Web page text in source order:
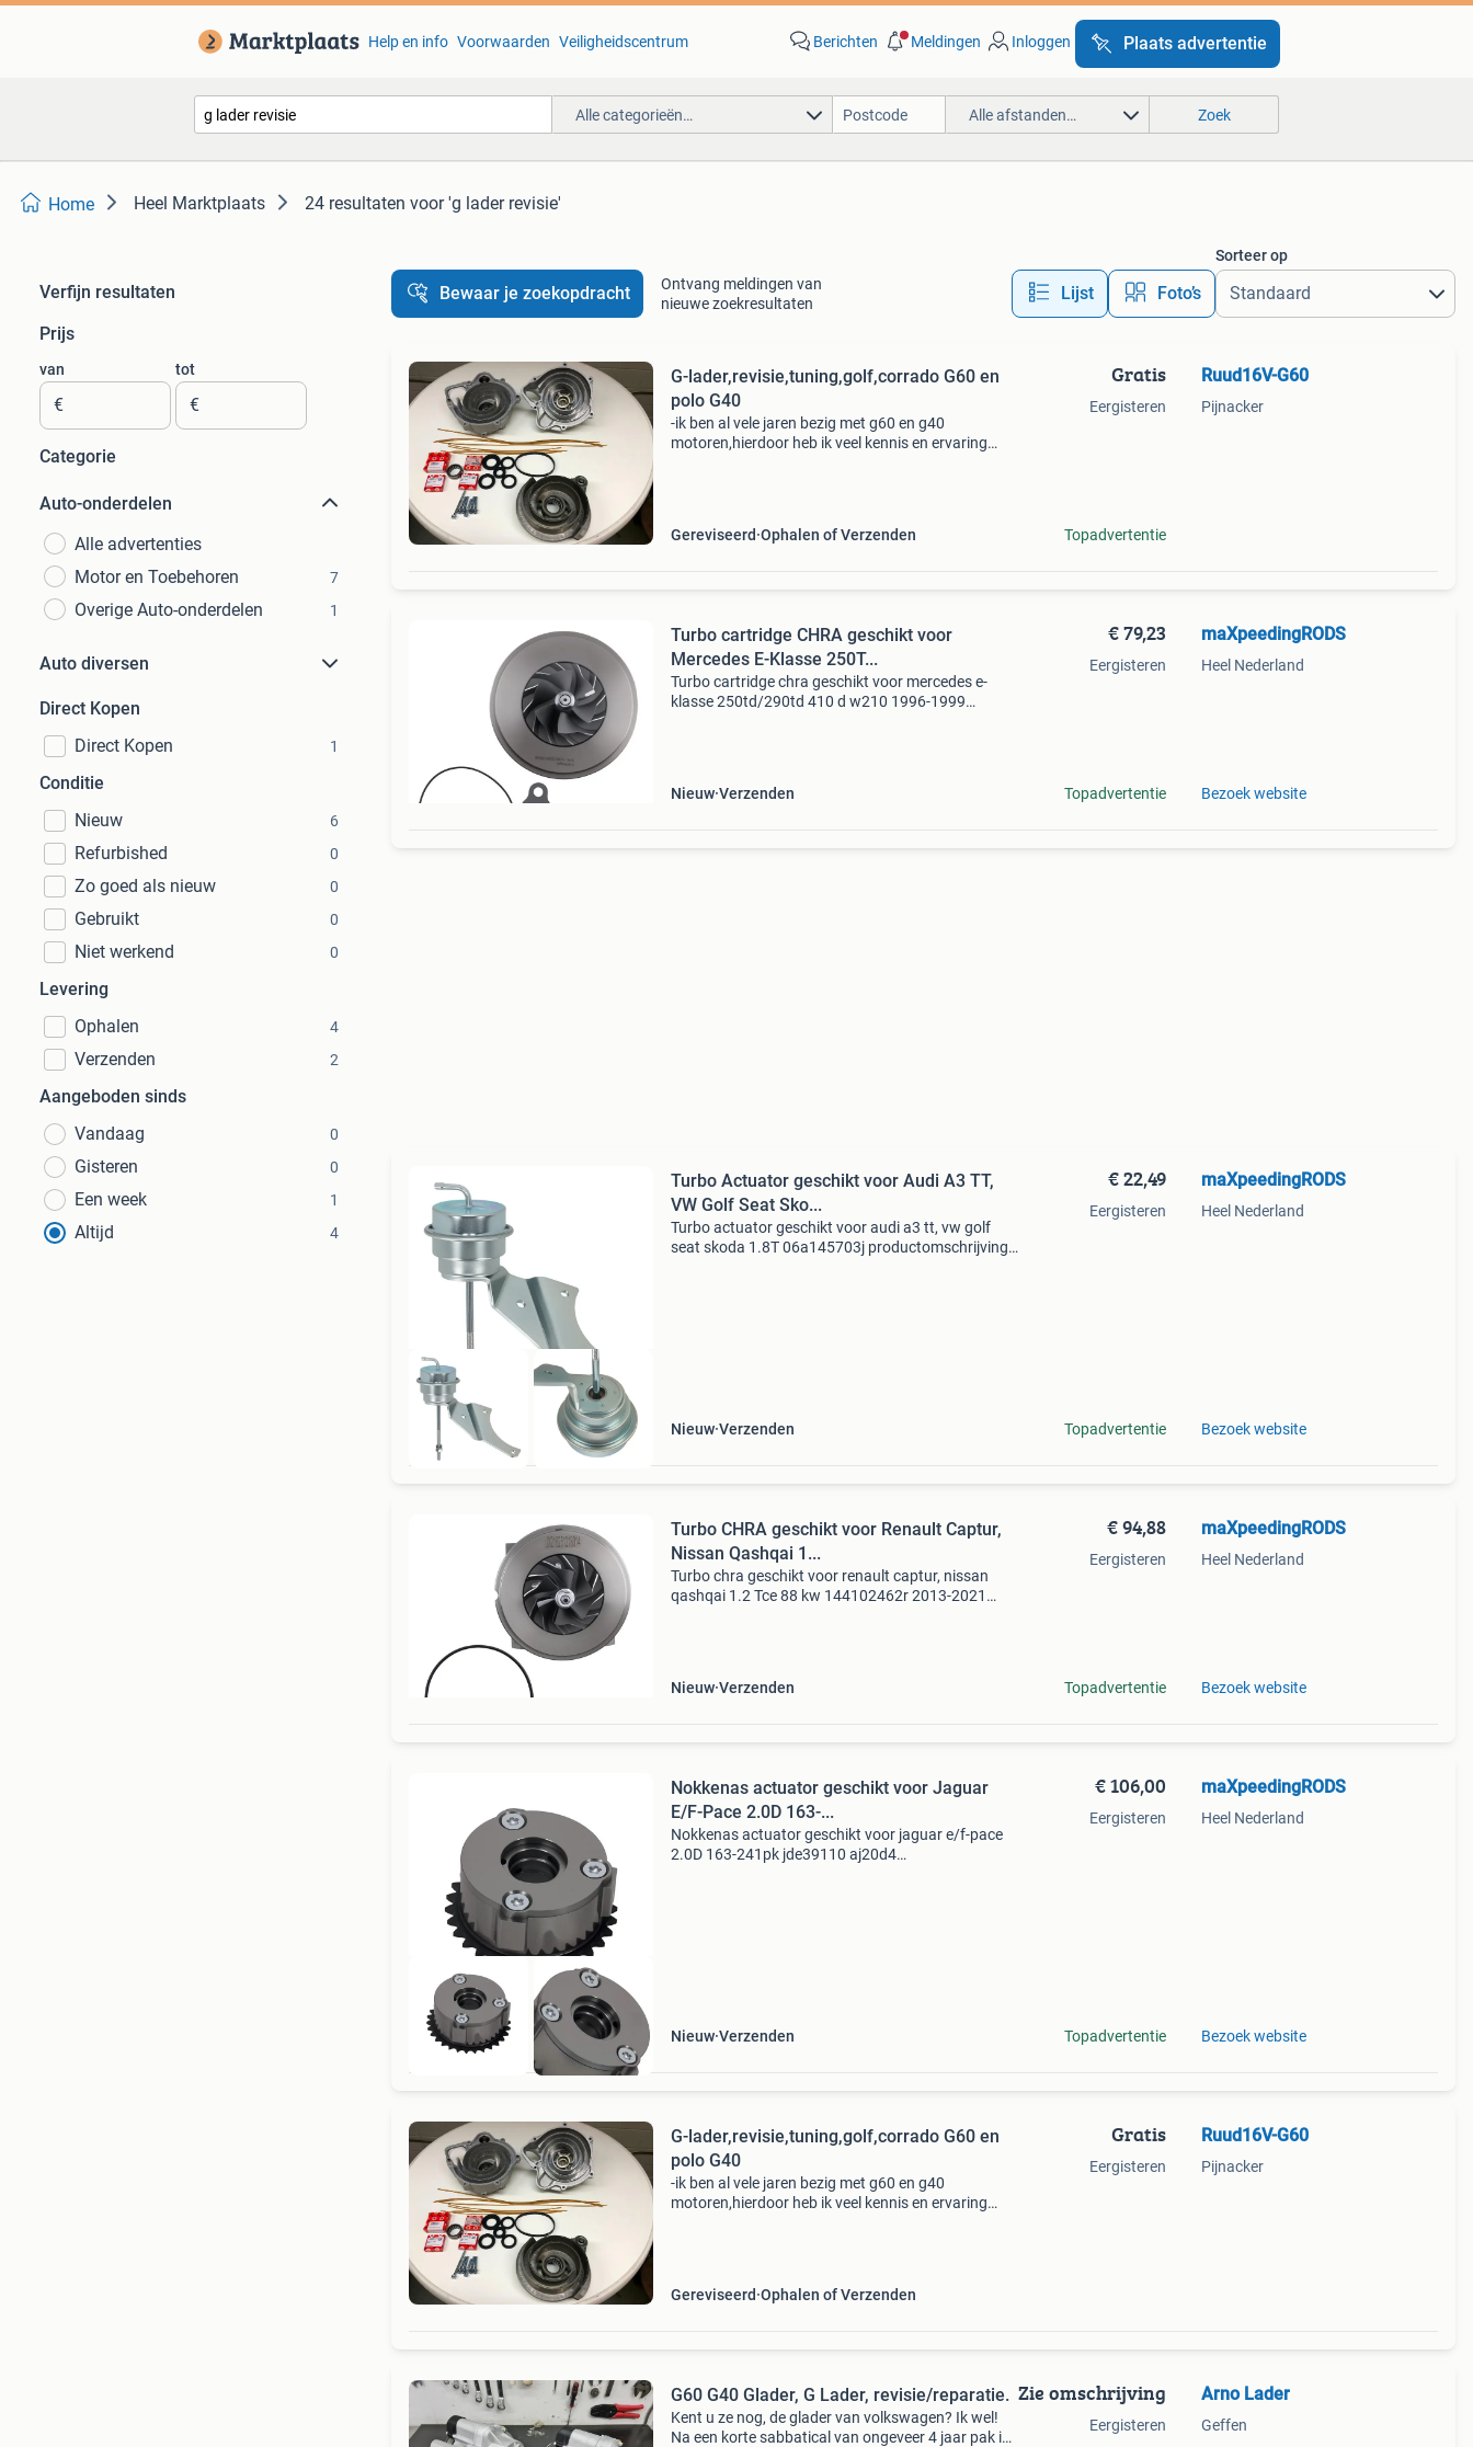
Help en info Voorwaarden Veiligheidscentrum Berichten Meldingen Inloggen Plaats advertentie
Alle categorieën… Alle afstanden… Zoek
Home Heel Marktplaats 24 resultaten voor 'g lader revisie'
Verfijn resultaten
Prijs
van
€
tot
€
Categorie
Auto-onderdelen
Alle advertenties
Motor en Toebehoren
7
Overige Auto-onderdelen 1
Auto diversen
Direct Kopen
Direct Kopen
1
Conditie
Nieuw
6
Refurbished 0
Zo goed als nieuw 0
Gebruikt 0
Niet werkend 0
Levering
Ophalen
4
Verzenden 2
Aangeboden sinds
Vandaag
0
Gisteren 0
Een week 1
Altijd 4
Bewaar je zoekopdracht
Ontvang meldingen van
nieuwe zoekresultaten
Lijst Foto’s
Sorteer op
G-lader,revisie,tuning,golf,corrado G60 en
polo G40
-ik ben al vele jaren bezig met g60 en g40
motoren,hierdoor heb ik veel kennis en ervaring
Gereviseerd Ophalen of Verzenden
Gratis
Eergisteren
Topadvertentie
Ruud16V-G60
Pijnacker
Turbo cartridge CHRA geschikt voor
Mercedes E-Klasse 250T...
Turbo cartridge chra geschikt voor mercedes e-
klasse 250td/290td 410 d w210 1996-1999
Nieuw Verzenden
€ 79,23
Eergisteren
Topadvertentie
maXpeedingRODS
Heel Nederland
Bezoek website
Turbo Actuator geschikt voor Audi A3 TT,
VW Golf Seat Sko...
Turbo actuator geschikt voor audi a3 tt, vw golf
seat skoda 1.8T 06a145703j productomschrijving
Nieuw Verzenden
€ 22,49
Eergisteren
Topadvertentie
maXpeedingRODS
Heel Nederland
Bezoek website
Turbo CHRA geschikt voor Renault Captur,
Nissan Qashqai 1...
Turbo chra geschikt voor renault captur, nissan
qashqai 1.2 Tce 88 kw 144102462r 2013-2021
Nieuw Verzenden
€ 94,88
Eergisteren
Topadvertentie
maXpeedingRODS
Heel Nederland
Bezoek website
Nokkenas actuator geschikt voor Jaguar
E/F-Pace 2.0D 163-...
Nokkenas actuator geschikt voor jaguar e/f-pace
2.0D 163-241pk jde39110 aj20d4
Nieuw Verzenden
€ 106,00
Eergisteren
Topadvertentie
maXpeedingRODS
Heel Nederland
Bezoek website
G-lader,revisie,tuning,golf,corrado G60 en
polo G40
-ik ben al vele jaren bezig met g60 en g40
motoren,hierdoor heb ik veel kennis en ervaring
Gereviseerd Ophalen of Verzenden
Gratis
Eergisteren
Ruud16V-G60
Pijnacker
G60 G40 Glader, G Lader, revisie/reparatie.
Kent u ze nog, de glader van volkswagen? Ik wel!
Na een korte sabbatical van ongeveer 4 jaar pak ik
Zie omschrijving
Eergisteren
Arno Lader
Geffen